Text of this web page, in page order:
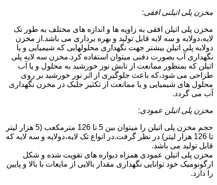
مخزن پلی اتیلنی افقی:
مخزن پلی اتیلن افقی به زاویه ها و اندازه های مختلف به طور تک
لایه،دولایه و سه لایه قابل تولید و بهره برداری می باشد.از مخزن
دولایه پلی اتیلن بیشتر جهت نگهداری محلولهایی که شیمیایی و یا
نگهداری آب بصورت دفنی میتوان استفاده کرد.مخزن سه لایه پلی
اتیلن که بمنظور ممانعت از تابش نور خورشید به محلول و یا آب
طراحی می شود،که باعث جلوگیری از اثر نور خورشید بر روی
محلول های شیمیایی و یا ممانعت از تکثیر جلبک در مخزن نگهداری
آب می گردد.
مخزن پلی اتیلن عمودی:
حجم مخزن پلی اتیلن را میتوان بین 5 تا 126 مترمکعب (5 هزار لیتر
تا 126 هزار لیتر) در نظر گرفت.در انواع تک لایه،دولایه و سه لایه که
قابل تولید می باشد.
مخزن پلی اتیلن عمودی همراه دیواره های تقویت شده و شکل
ارگونومیک خود توانایی نگهداری مقدار بالایی از مایعات با بالا و پایین
را دارد.